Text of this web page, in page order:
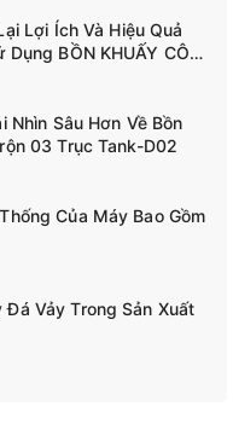
Lợi Ích Và Hiệu Quả
BỒN KHUẤY CÔNG
Nhìn Sâu Hơn Về Bồn
03 Trục Tank-D02
Của Máy Bao Gồm
Đá Vảy Trong Sản Xuất